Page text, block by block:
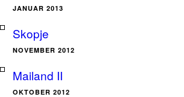
JANUAR 2013
Skopje
NOVEMBER 2012
Mailand II
OKTOBER 2012